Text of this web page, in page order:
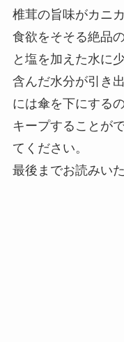
椎茸の旨味がカニ
食欲をそそる絶品
と塩を加えた水に
含んだ水分が引き
には傘を下にする
キープすることが
てください。
最後までお読みい